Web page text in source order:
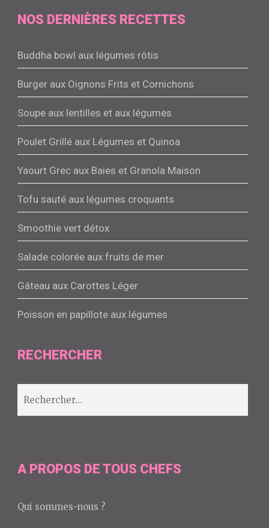
NOS DERNIÈRES RECETTES
Buddha bowl aux légumes rôtis
Burger aux Oignons Frits et Cornichons
Soupe aux lentilles et aux légumes
Poulet Grillé aux Légumes et Quinoa
Yaourt Grec aux Baies et Granola Maison
Tofu sauté aux légumes croquants
Smoothie vert détox
Salade colorée aux fruits de mer
Gâteau aux Carottes Léger
Poisson en papillote aux légumes
RECHERCHER
A PROPOS DE TOUS CHEFS
Qui sommes-nous ?